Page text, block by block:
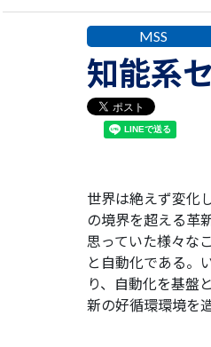
MSS
知能系
世界は絶えず変化
の境界を超える革
思っていた様々な
と自動化である。
り、自動化を基盤
新の好循環環境を